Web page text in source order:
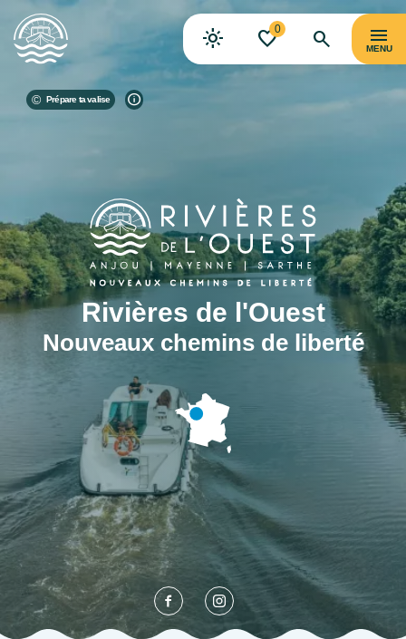
0
MENU
Prépare ta valise
Rivières de l'Ouest
Nouveaux chemins de liberté